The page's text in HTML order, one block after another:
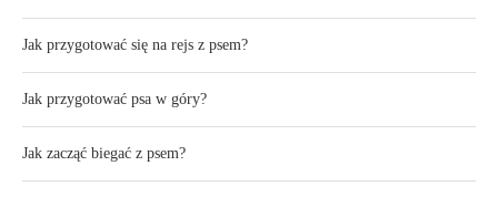
Jak przygotować się na rejs z psem?
Jak przygotować psa w góry?
Jak zacząć biegać z psem?